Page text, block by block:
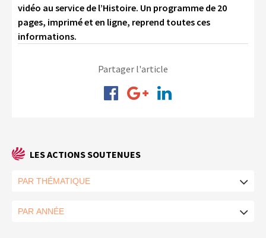
vidéo au service de l’Histoire. Un programme de 20
pages, imprimé et en ligne, reprend toutes ces
informations.
Partager l'article
LES ACTIONS SOUTENUES